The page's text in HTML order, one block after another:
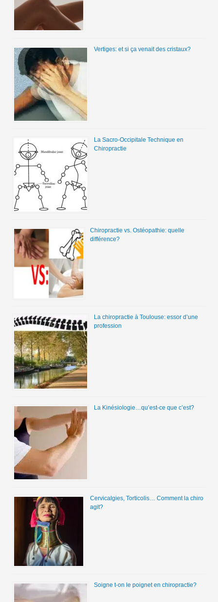
Vertiges: et si ça venait des cristaux?
La Sacro-Occipitale Technique en
Chiropractie
Chiropractie vs. Ostéopathie: quelle
différence?
La chiropractie à Toulouse: essor d’une
profession
La Kinésiologie…qu’est-ce que c’est?
Cervicalgies, Torticolis… Comment la chiro
agit?
Soigne t-on le poignet en chiropractie?